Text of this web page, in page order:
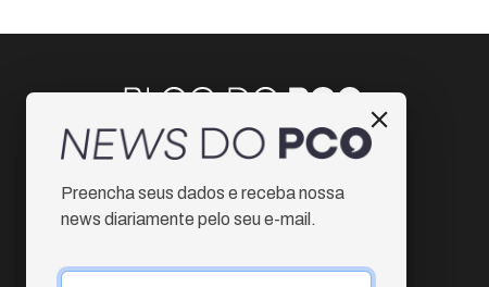
Instagram
Facebook
Preencha seus dados e receba nossa
news diariamente pelo seu e-mail.